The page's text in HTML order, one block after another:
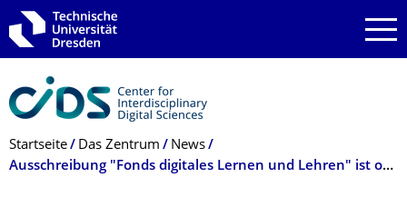
Zur Hauptnavigation springen
Zur Suche springen
Zum Inhalt springen
Breadcrumb-Menü
Startseite Das Zentrum
News
Ausschreibung "Fonds digitales Lernen und Lehren" ist online!